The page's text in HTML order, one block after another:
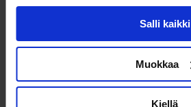
Salli kaikki
Muokkaa
Kiellä
- Pituus olalta takana: 72 cm koossa 36
Tuotetiedot